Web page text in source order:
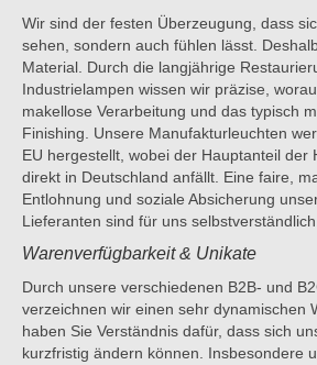
Wir sind der festen Überzeugung, dass
sehen, sondern auch fühlen lässt.
Material. Durch die langjährige
Industrielampen wissen wir präzise,
makellose Verarbeitung und das typisch
Finishing. Unsere Manufakturleuchten
EU hergestellt, wobei der Hauptanteil der
direkt in Deutschland anfällt. Eine faire,
Entlohnung und soziale Absicherung
Lieferanten sind für uns selbstverständlich.
Warenverfügbarkeit & Unikate
Durch unsere verschiedenen B2B- und
verzeichnen wir einen sehr dynamischen
haben Sie Verständnis dafür, dass sich
kurzfristig ändern können. Insbesondere